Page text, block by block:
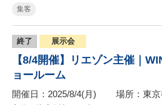
集客
終了 展示会
【8/4開催】リエゾン主催｜
ョールーム
開催日：2025/8/4(月) 場所：東